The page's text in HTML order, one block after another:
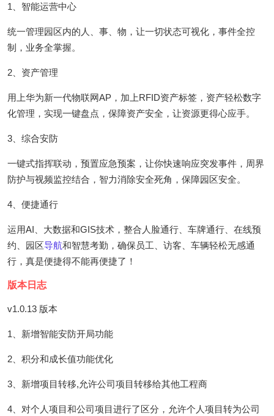
1、智能运营中心
统一管理园区内的人、事、物，让一切状态可视化，事件全控
制，业务全掌握。
2、资产管理
用上华为新一代物联网AP，加上RFID资产标签，资产轻松数字
化管理，实现一键盘点，保障资产安全，让资源更得心应手。
3、综合安防
一键式指挥联动，预置应急预案，让你快速响应突发事件，周界
防护与视频监控结合，智力消除安全死角，保障园区安全。
4、便捷通行
运用AI、大数据和GIS技术，整合人脸通行、车牌通行、在线预
约、园区导航和智慧考勤，确保员工、访客、车辆轻松无感通
行，真是便捷得不能再便捷了！
版本日志
v1.0.13 版本
1、新增智能安防开局功能
2、积分和成长值功能优化
3、新增项目转移,允许公司项目转移给其他工程商
4、对个人项目和公司项目进行了区分，允许个人项目转为公司